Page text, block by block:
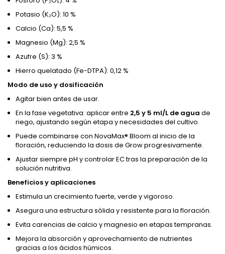
Potasio (K₂O): 10 %
Calcio (Ca): 5,5 %
Magnesio (Mg): 2,5 %
Azufre (S): 3 %
Hierro quelatado (Fe-DTPA): 0,12 %
Modo de uso y dosificación
Agitar bien antes de usar.
En la fase vegetativa: aplicar entre 2,5 y 5 ml/L de agua de
riego, ajustando según etapa y necesidades del cultivo.
Puede combinarse con NovaMax® Bloom al inicio de la
floración, reduciendo la dosis de Grow progresivamente.
Ajustar siempre pH y controlar EC tras la preparación de la
solución nutritiva.
Beneficios y aplicaciones
Estimula un crecimiento fuerte, verde y vigoroso.
Asegura una estructura sólida y resistente para la floración.
Evita carencias de calcio y magnesio en etapas tempranas.
Mejora la absorción y aprovechamiento de nutrientes
gracias a los ácidos húmicos.